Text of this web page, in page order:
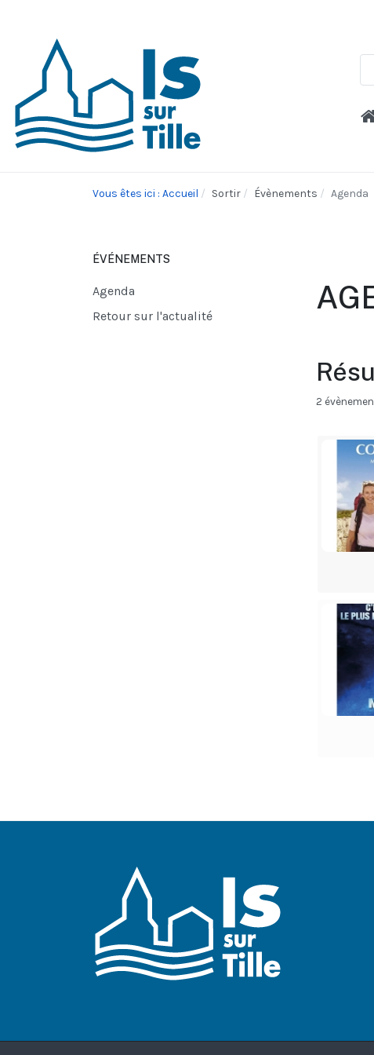
Vous êtes ici : Accueil Sortir Évènements Agenda
2
ÉVÉNEMENTS
Agenda
Retour sur l'actualité